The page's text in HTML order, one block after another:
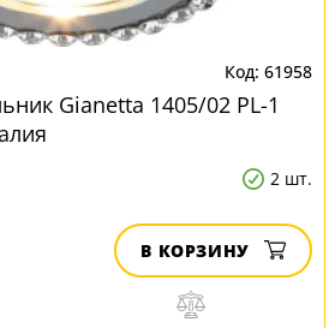
61958
Gianetta 1405/02 PL-1
2 шт.
В КОРЗИНУ